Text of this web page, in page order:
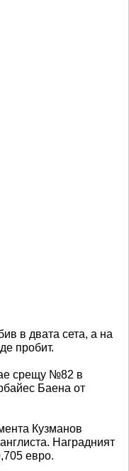
в двата сета, а на
пробит.
срещу №82 в
Баена от
Кузманов
Наградният
евро.